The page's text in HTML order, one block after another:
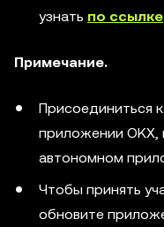
узнать по ссылке.
Примечание.
Присоединиться
приложении OKX,
автономном
Чтобы принять
обновите